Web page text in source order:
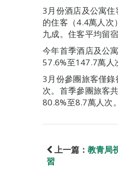
3月份酒店及公寓
的住客（4.4萬人次
九成。住客平均留
今年首季酒店及公
57.6%至147.7萬人
3月份參團旅客僅
次。首季參團旅客
80.8%至8.7萬人次。
上一篇： 教青局
習